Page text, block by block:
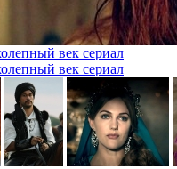
век сериал
век сериал